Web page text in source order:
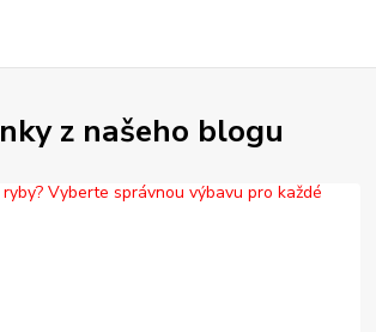
z našeho blogu